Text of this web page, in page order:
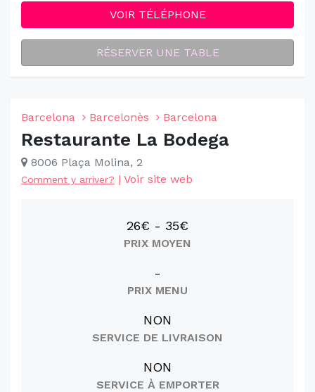
VOIR TÉLÉPHONE
RÉSERVER UNE TABLE
Barcelona Barcelonès Barcelona
Restaurante La Bodega
8006 Plaça Molina, 2
Comment y arriver? | Voir site web
26€ - 35€
PRIX MOYEN
-
PRIX MENU
NON
SERVICE DE LIVRAISON
NON
SERVICE À EMPORTER